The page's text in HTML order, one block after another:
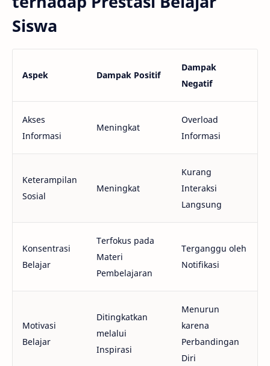
Siswa
Aspek Dampak Positif
Dampak
Negatif
Akses
Informasi
Meningkat
Overload
Informasi
Keterampilan
Sosial
Meningkat
Kurang
Interaksi
Langsung
Konsentrasi
Belajar
Terfokus pada
Materi
Pembelajaran
Terganggu oleh
Notifikasi
Motivasi
Belajar
Ditingkatkan
melalui
Inspirasi
Menurun
karena
Perbandingan
Diri